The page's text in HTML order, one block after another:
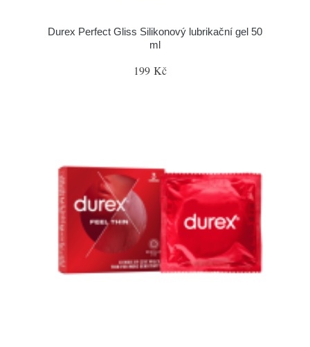
Durex Perfect Gliss Silikonový lubrikační gel 50
ml
199 Kč